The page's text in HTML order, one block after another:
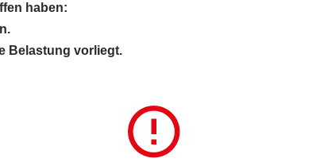
haben:
Belastung vorliegt.